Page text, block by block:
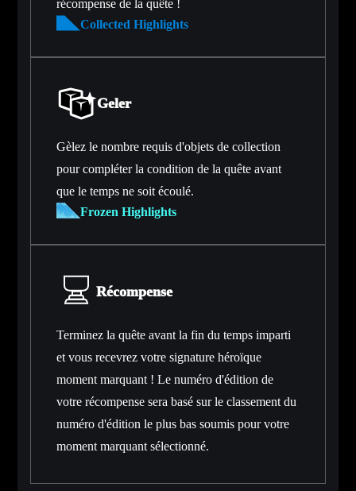
récompense de la quête !
Collected Highlights
Geler
Gèlez le nombre requis d'objets de collection
pour compléter la condition de la quête avant
que le temps ne soit écoulé.
Frozen Highlights
Récompense
Terminez la quête avant la fin du temps imparti
et vous recevrez votre signature héroïque
moment marquant ! Le numéro d'édition de
votre récompense sera basé sur le classement du
numéro d'édition le plus bas soumis pour votre
moment marquant sélectionné.